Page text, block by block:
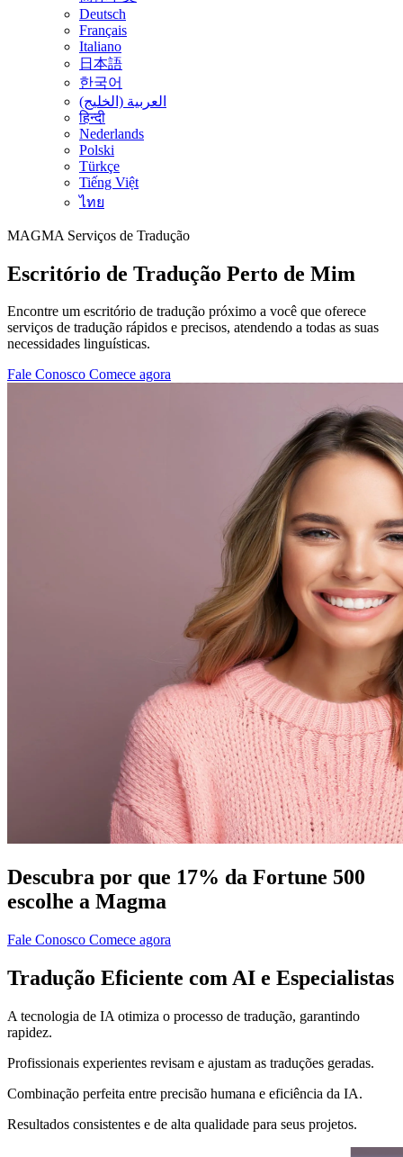
Deutsch
Français
Italiano
日本語
한국어
العربية (الخليج)
हिन्दी
Nederlands
Polski
Türkçe
Tiếng Việt
ไทย
MAGMA Serviços de Tradução
Escritório de Tradução Perto de Mim
Encontre um escritório de tradução próximo a você que oferece
serviços de tradução rápidos e precisos, atendendo a todas as suas
necessidades linguísticas.
Fale Conosco Comece agora
Descubra por que 17% da Fortune 500
escolhe a Magma
Fale Conosco Comece agora
Tradução Eficiente com AI e Especialistas
A tecnologia de IA otimiza o processo de tradução, garantindo
rapidez.
Profissionais experientes revisam e ajustam as traduções geradas.
Combinação perfeita entre precisão humana e eficiência da IA.
Resultados consistentes e de alta qualidade para seus projetos.